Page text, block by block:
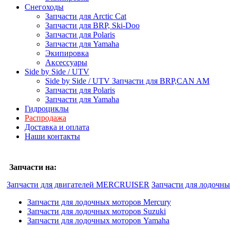
Снегоходы
Запчасти для Arctic Cat
Запчасти для BRP, Ski-Doo
Запчасти для Polaris
Запчасти для Yamaha
Экипировка
Аксессуары
Side by Side / UTV
Side by Side / UTV Запчасти для BRP,CAN AM
Запчасти для Polaris
Запчасти для Yamaha
Гидроциклы
Распродажа
Доставка и оплата
Наши контакты
Запчасти на:
Запчасти для двигателей MERCRUISER Запчасти для
Запчасти для лодочных моторов Mercury
Запчасти для лодочных моторов Suzuki
Запчасти для лодочных моторов Yamaha